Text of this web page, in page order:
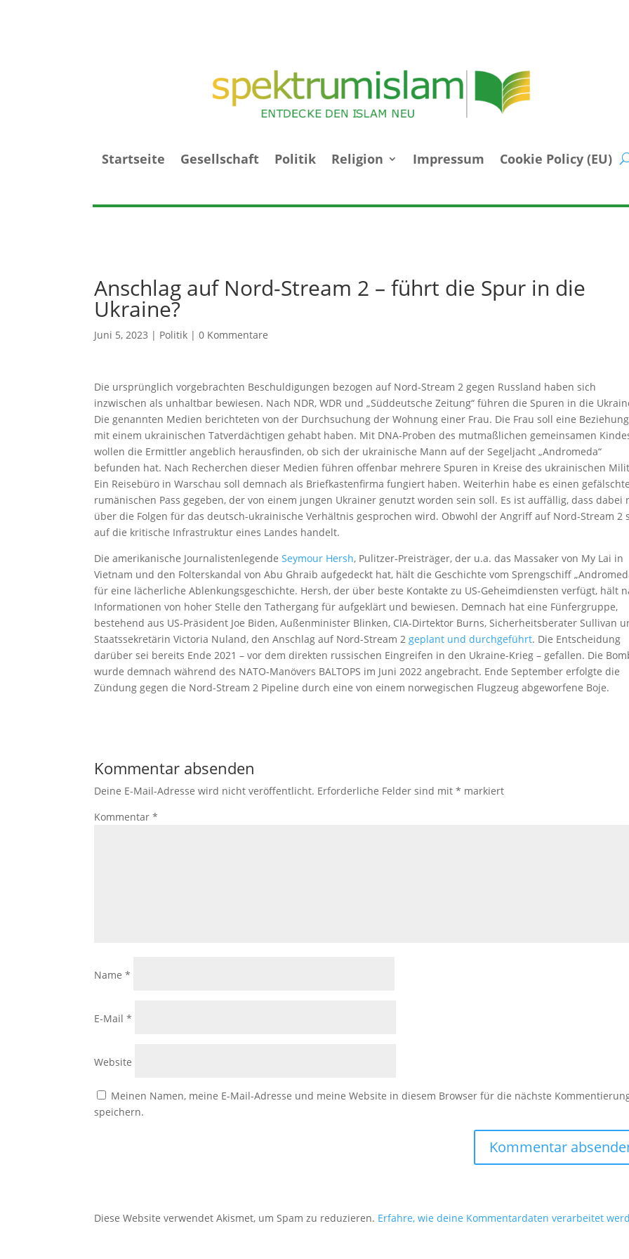
Startseite Gesellschaft Politik Religion Impressum Cookie Policy (EU)
Anschlag auf Nord-Stream 2 – führt die Spur in die
Ukraine?
Juni 5, 2023 | Politik |0 Kommentare
Die ursprünglich vorgebrachten Beschuldigungen bezogen auf Nord-Stream 2 gegen Russland haben sich
inzwischen als unhaltbar bewiesen. Nach NDR, WDR und „Süddeutsche Zeitung“ führen die Spuren in die
Die genannten Medien berichteten von der Durchsuchung der Wohnung einer Frau. Die Frau soll eine
mit einem ukrainischen Tatverdächtigen gehabt haben. Mit DNA-Proben des mutmaßlichen gemeinsamen
wollen die Ermittler angeblich herausfinden, ob sich der ukrainische Mann auf der Segeljacht „Andromeda“
befunden hat. Nach Recherchen dieser Medien führen offenbar mehrere Spuren in Kreise des ukrainischen
Ein Reisebüro in Warschau soll demnach als Briefkastenfirma fungiert haben. Weiterhin habe es einen
rumänischen Pass gegeben, der von einem jungen Ukrainer genutzt worden sein soll. Es ist auffällig, dass dabei
über die Folgen für das deutsch-ukrainische Verhältnis gesprochen wird. Obwohl der Angriff auf Nord-Stream 2
auf die kritische Infrastruktur eines Landes handelt.
Die amerikanische JournalistenlegendeSeymour Hersh, Pulitzer-Preisträger, der u.a. das Massaker von My Lai in
Vietnam und den Folterskandal von Abu Ghraib aufgedeckt hat, hält die Geschichte vom Sprengschiff
für eine lächerliche Ablenkungsgeschichte. Hersh, der über beste Kontakte zu US-Geheimdiensten verfügt, hält
Informationen von hoher Stelle den Tathergang für aufgeklärt und bewiesen. Demnach hat eine Fünfergruppe,
bestehend aus US-Präsident Joe Biden, Außenminister Blinken, CIA-Dirtektor Burns, Sicherheitsberater Sullivan
Staatssekretärin Victoria Nuland, den Anschlag auf Nord-Stream 2 geplant und durchgeführt. Die Entscheidung
darüber sei bereits Ende 2021 – vor dem direkten russischen Eingreifen in den Ukraine-Krieg – gefallen. Die
wurde demnach während des NATO-Manövers BALTOPS im Juni 2022 angebracht. Ende September erfolgte die
Zündung gegen die Nord-Stream 2 Pipeline durch eine von einem norwegischen Flugzeug abgeworfene Boje.
Kommentar absenden
Deine E-Mail-Adresse wird nicht veröffentlicht. Erforderliche Felder sind mit* markiert
Kommentar*
Name*
E-Mail*
Website
Meinen Namen, meine E-Mail-Adresse und meine Website in diesem Browser für die nächste
speichern.
Diese Website verwendet Akismet, um Spam zu reduzieren. Erfahre, wie deine Kommentardaten verarbeitet